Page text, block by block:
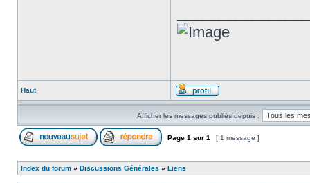
Haut
Afficher les messages publiés depuis :
Page 1 sur 1 [ 1 message ]
Index du forum » Discussions Générales » Liens